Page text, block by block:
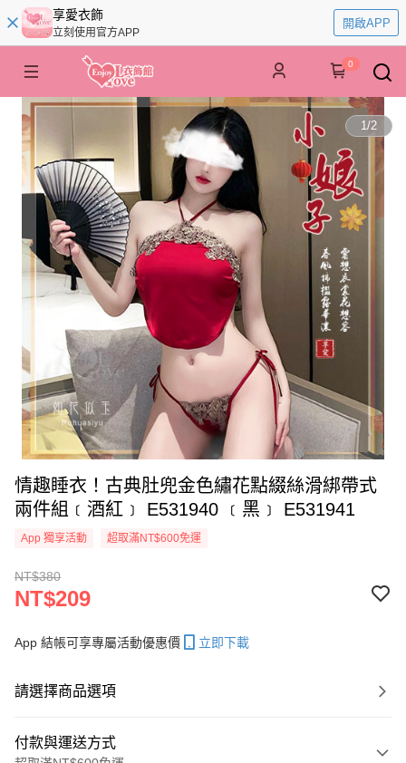
享愛衣飾
立刻使用官方APP
開啟APP
0
1/2
情趣睡衣！古典肚兜金色繡花點綴絲滑綁帶式
兩件組﹝酒紅﹞ E531940 ﹝黑﹞ E531941
App 獨享活動 超取滿NT$600免運
NT$380
NT$209
App 結帳可享專屬活動優惠價 立即下載
請選擇商品選項
付款與運送方式